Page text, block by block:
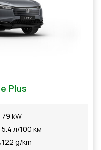
Plus
79 kW
5.4 л/100 км
122 g/km